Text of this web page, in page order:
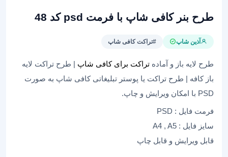
طرح بنر کافی شاپ با فرمت psd کد 48
آذین شاپ #تراکت کافی شاپ
طرح لایه باز و آماده تراکت برای کافی شاپ | طرح تراکت لایه
باز کافه | طرح تراکت یا پوستر تبلیغاتی کافی شاپ به صورت
PSD با امکان ویرایش و چاپ.
فرمت فایل : PSD
سایز فایل : A4 , A5
قابل ویرایش و قابل چاپ